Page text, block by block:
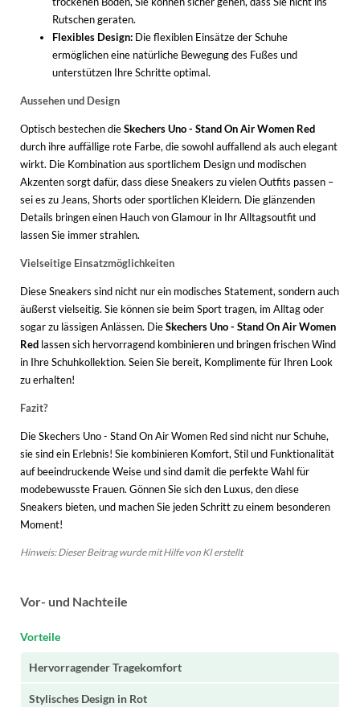
Rutschen geraten.
Flexibles Design: Die flexiblen Einsätze der Schuhe
ermöglichen eine natürliche Bewegung des Fußes und
unterstützen Ihre Schritte optimal.
Aussehen und Design
Optisch bestechen dieSkechers Uno - Stand On Air Women Red
durch ihre auffällige rote Farbe, die sowohl auffallend als auch elegant
wirkt. Die Kombination aus sportlichem Design und modischen
Akzenten sorgt dafür, dass diese Sneakers zu vielen Outfits passen –
sei es zu Jeans, Shorts oder sportlichen Kleidern. Die glänzenden
Details bringen einen Hauch von Glamour in Ihr Alltagsoutfit und
lassen Sie immer strahlen.
Vielseitige Einsatzmöglichkeiten
Diese Sneakers sind nicht nur ein modisches Statement, sondern auch
äußerst vielseitig. Sie können sie beim Sport tragen, im Alltag oder
sogar zu lässigen Anlässen. DieSkechers Uno - Stand On Air Women
Red lassen sich hervorragend kombinieren und bringen frischen Wind
in Ihre Schuhkollektion. Seien Sie bereit, Komplimente für Ihren Look
zu erhalten!
Fazit?
Die Skechers Uno - Stand On Air Women Red sind nicht nur Schuhe,
sie sind ein Erlebnis! Sie kombinieren Komfort, Stil und Funktionalität
auf beeindruckende Weise und sind damit die perfekte Wahl für
modebewusste Frauen. Gönnen Sie sich den Luxus, den diese
Sneakers bieten, und machen Sie jeden Schritt zu einem besonderen
Moment!
Hinweis: Dieser Beitrag wurde mit Hilfe von KI erstellt
Vor- und Nachteile
Vorteile
Hervorragender Tragekomfort
Stylisches Design in Rot